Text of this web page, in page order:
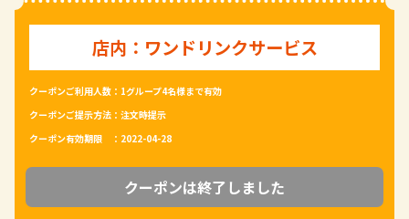
店内：ワンドリンクサービス
クーポンご利用人数： 1グループ4名様まで有効
クーポンご提示方法： 注文時提示
クーポン有効期限 ： 2022-04-28
クーポンは終了しました